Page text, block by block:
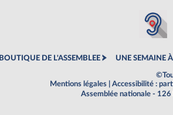
BOUTIQUE DE L'ASSEMBLEE UNE SEMAINE
Mentions légales
Accessibilité :
Assemblée nationale -